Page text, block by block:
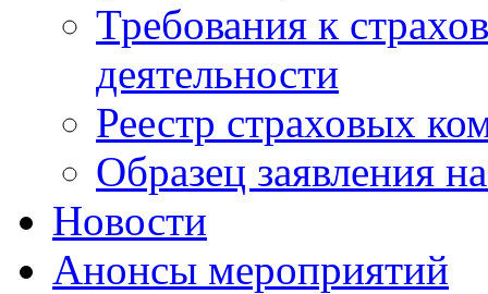
Требования к
деятельности
Реестр страховых
Образец заявления
Новости
Анонсы мероприятий